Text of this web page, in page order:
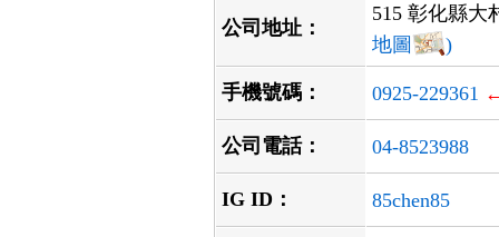
公司地址：
515 彰化縣大
地圖
)
手機號碼： 0925-229361
公司電話： 04-8523988
IG ID： 85chen85